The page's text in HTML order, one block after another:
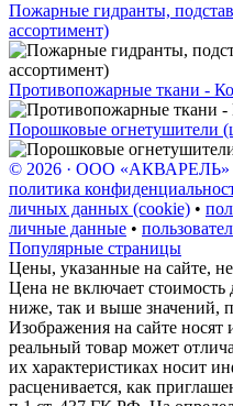
Пожарные гидранты,
ассортимент)
Противопожарные ткани -
Порошковые огнетушители
© 2026 · ООО «АКВАРЕЛЬ»
политика
личных данных (cookie) •
личные данные •
Популярные страницы
Цены, указанные на сайте,
Цена не включает
ниже, так и выше значений,
Изображения на сайте носят
реальный товар может
их характеристиках носит
расценивается, как